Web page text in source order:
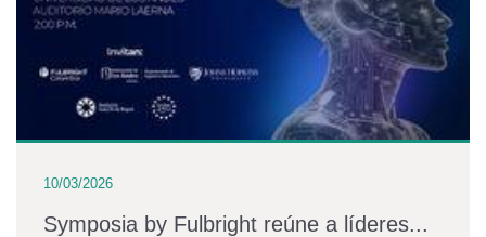
10/03/2026
Symposia by Fulbright reúne a líderes...